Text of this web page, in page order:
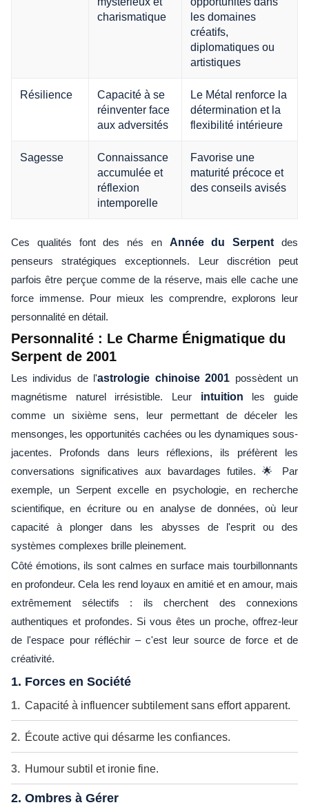
charismatique
les domaines
créatifs,
diplomatiques ou
artistiques
Résilience
Capacité à se
réinventer face
aux adversités
Le Métal renforce la
détermination et la
flexibilité intérieure
Sagesse
Connaissance
accumulée et
réflexion
intemporelle
Favorise une
maturité précoce et
des conseils avisés
Ces qualités font des nés en Année du Serpent des
penseurs stratégiques exceptionnels. Leur discrétion peut
parfois être perçue comme de la réserve, mais elle cache une
force immense. Pour mieux les comprendre, explorons leur
personnalité en détail.
Personnalité : Le Charme Énigmatique du
Serpent de 2001
Les individus de l'astrologie chinoise 2001 possèdent un
magnétisme naturel irrésistible. Leur intuition les guide
comme un sixième sens, leur permettant de déceler les
mensonges, les opportunités cachées ou les dynamiques sous-
jacentes. Profonds dans leurs réflexions, ils préfèrent les
conversations significatives aux bavardages futiles. 🌟 Par
exemple, un Serpent excelle en psychologie, en recherche
scientifique, en écriture ou en analyse de données, où leur
capacité à plonger dans les abysses de l'esprit ou des
systèmes complexes brille pleinement.
Côté émotions, ils sont calmes en surface mais tourbillonnants
en profondeur. Cela les rend loyaux en amitié et en amour, mais
extrêmement sélectifs : ils cherchent des connexions
authentiques et profondes. Si vous êtes un proche, offrez-leur
de l'espace pour réfléchir – c'est leur source de force et de
créativité.
1. Forces en Société
Capacité à influencer subtilement sans effort apparent.
Écoute active qui désarme les confiances.
Humour subtil et ironie fine.
2. Ombres à Gérer